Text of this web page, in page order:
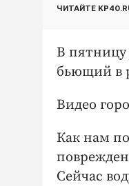
ЧИТАЙТЕ
В
бьющий в
Видео
Как нам
Сейчас